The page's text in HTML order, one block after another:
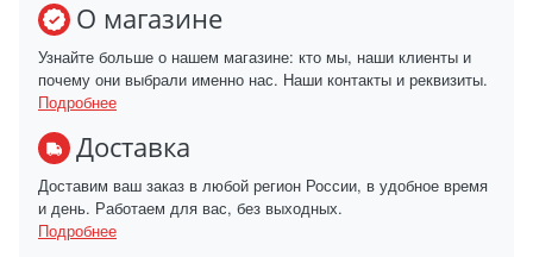
О магазине
Узнайте больше о нашем магазине: кто мы, наши клиенты и
почему они выбрали именно нас. Наши контакты и реквизиты.
Подробнее
Доставка
Доставим ваш заказ в любой регион России, в удобное время
и день. Работаем для вас, без выходных.
Подробнее